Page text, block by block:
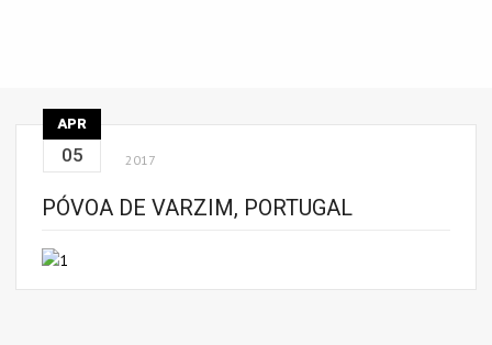
APR
05 2017
PÓVOA DE VARZIM, PORTUGAL